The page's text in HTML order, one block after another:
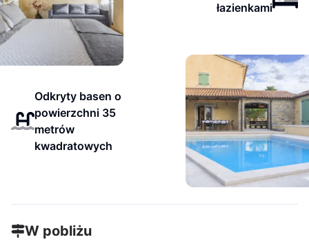
łazienkami
Odkryty basen o
powierzchni 35
metrów
kwadratowych
W pobliżu